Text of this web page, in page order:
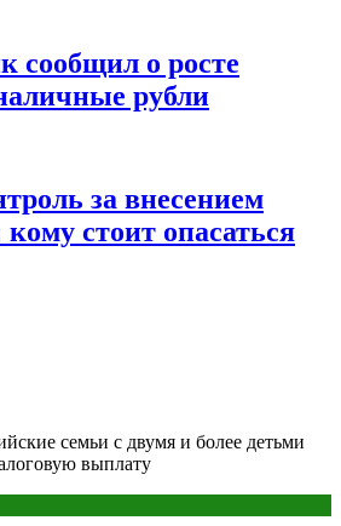
сообщил о росте
рубли
за внесением
стоит опасаться
семьи с двумя и более детьми
выплату